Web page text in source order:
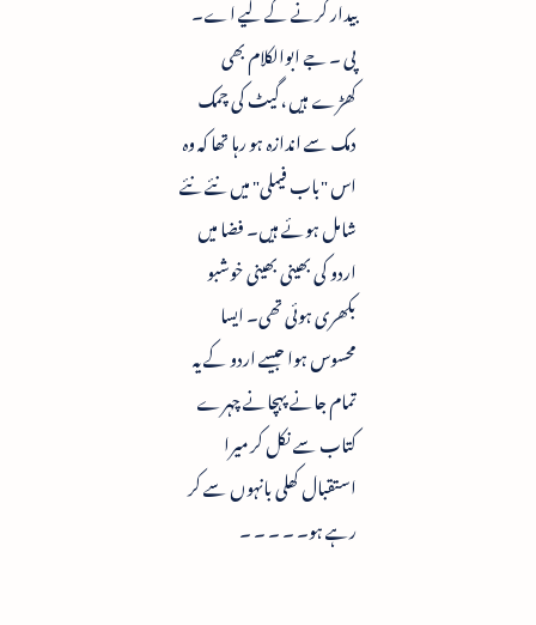
بیدار کرنے کے لیے اے۔
پی ۔ جے ابوالکلام بھی
کھڑے ہیں ،گیٹ کی چمک
دمک سے اندازہ ہو رہا تھا کہ وہ
اس "باب فیملی" میں نئے نئے
شامل ہوئے ہیں۔ فضا میں
اردو کی بھینی بھینی خوشبو
بکھری ہوئی تھی۔ ایسا
محسوس ہوا جیسے اردو کے یہ
تمام جانے پہچانے چہرے
کتاب سے نکل کر میرا
استقبال کھلی بانہوں سے کر
رہے ہو۔ ۔ ۔ ۔ ۔